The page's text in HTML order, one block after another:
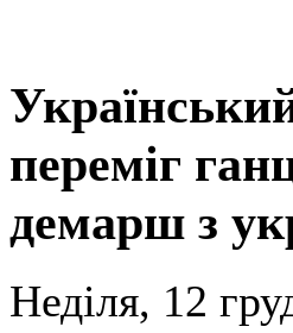
переміг
демарш з
Неділя, 12